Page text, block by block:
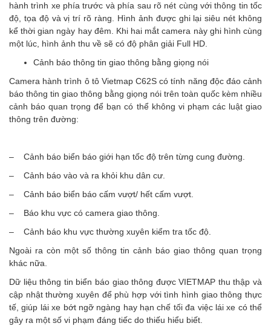
hành trình xe phía trước và phía sau rõ nét cùng với thông tin tốc
độ, tọa độ và vị trí rõ ràng. Hình ảnh được ghi lại siêu nét không
kể thời gian ngày hay đêm. Khi hai mắt camera này ghi hình cùng
một lúc, hình ảnh thu về sẽ có độ phân giải Full HD.
Cảnh báo thông tin giao thông bằng giọng nói
Camera hành trình ô tô Vietmap C62S có tính năng độc đáo cảnh
báo thông tin giao thông bằng giọng nói trên toàn quốc kèm nhiều
cảnh báo quan trọng để bạn có thể không vi phạm các luật giao
thông trên đường:
– Cảnh báo biển báo giới hạn tốc độ trên từng cung đường.
– Cảnh báo vào và ra khỏi khu dân cư.
– Cảnh báo biển báo cấm vượt/ hết cấm vượt.
– Báo khu vực có camera giao thông.
– Cảnh báo khu vực thường xuyên kiểm tra tốc độ.
Ngoài ra còn một số thông tin cảnh báo giao thông quan trọng
khác nữa.
Dữ liệu thông tin biển báo giao thông được VIETMAP thu thập và
cập nhật thường xuyên để phù hợp với tình hình giao thông thực
tế, giúp lái xe bớt ngỡ ngàng hay hạn chế tối đa việc lái xe có thể
gây ra một số vi phạm đáng tiếc do thiếu hiểu biết.